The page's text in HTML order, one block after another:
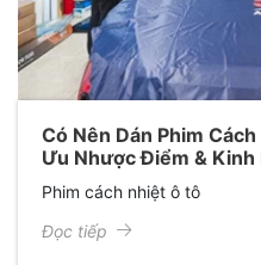
Có Nên Dán Phim
Ưu Nhược Điểm & Kinh
Phim cách nhiệt ô tô
Đọc tiếp